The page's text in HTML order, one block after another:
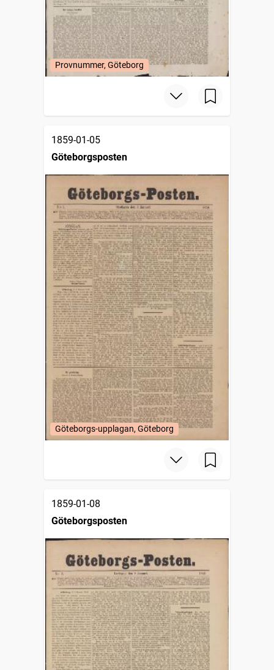
Provnummer, Göteborg
1859-01-05
Göteborgsposten
Göteborgs-upplagan, Göteborg
1859-01-08
Göteborgsposten